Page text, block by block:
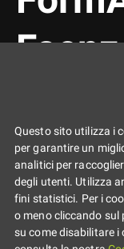
Questo sito utilizza i
per garantire un
analitici per
degli utenti. Utilizza
fini statistici. Per i
o meno cliccando sul
su come disabilitare i